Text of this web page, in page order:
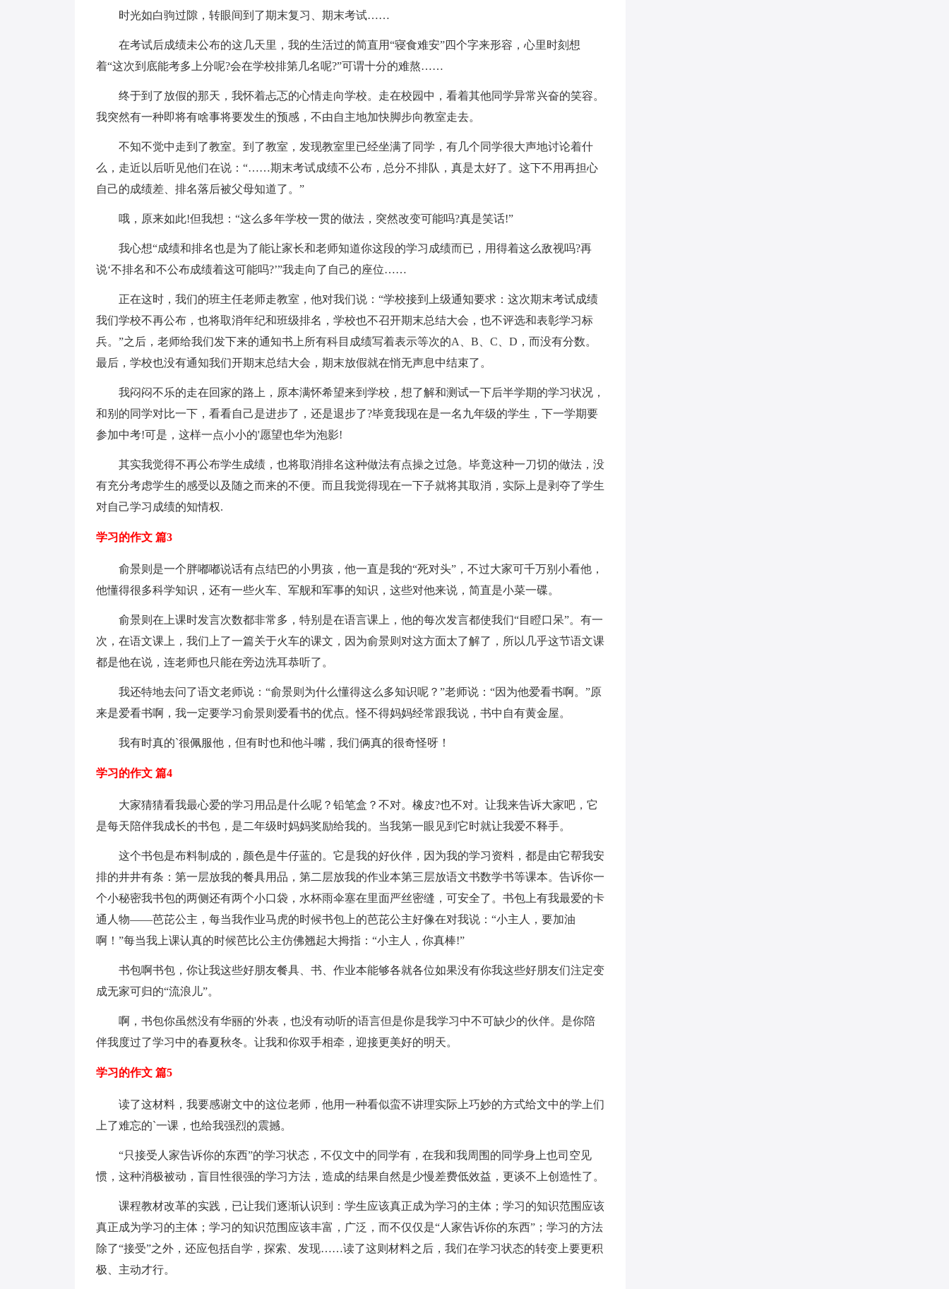
时光如白驹过隙，转眼间到了期末复习、期末考试……
在考试后成绩未公布的这几天里，我的生活过的简直用“寝食难安”四个字来形容，心里时刻想
着“这次到底能考多上分呢?会在学校排第几名呢?”可谓十分的难熬……
终于到了放假的那天，我怀着忐忑的心情走向学校。走在校园中，看着其他同学异常兴奋的笑容。
我突然有一种即将有啥事将要发生的预感，不由自主地加快脚步向教室走去。
不知不觉中走到了教室。到了教室，发现教室里已经坐满了同学，有几个同学很大声地讨论着什
么，走近以后听见他们在说：“……期末考试成绩不公布，总分不排队，真是太好了。这下不用再担心
自己的成绩差、排名落后被父母知道了。”
哦，原来如此!但我想：“这么多年学校一贯的做法，突然改变可能吗?真是笑话!”
我心想“成绩和排名也是为了能让家长和老师知道你这段的学习成绩而已，用得着这么敌视吗?再
说‘不排名和不公布成绩着这可能吗?’”我走向了自己的座位……
正在这时，我们的班主任老师走教室，他对我们说：“学校接到上级通知要求：这次期末考试成绩
我们学校不再公布，也将取消年纪和班级排名，学校也不召开期末总结大会，也不评选和表彰学习标
兵。”之后，老师给我们发下来的通知书上所有科目成绩写着表示等次的A、B、C、D，而没有分数。
最后，学校也没有通知我们开期末总结大会，期末放假就在悄无声息中结束了。
我闷闷不乐的走在回家的路上，原本满怀希望来到学校，想了解和测试一下后半学期的学习状况，
和别的同学对比一下，看看自己是进步了，还是退步了?毕竟我现在是一名九年级的学生，下一学期要
参加中考!可是，这样一点小小的'愿望也华为泡影!
其实我觉得不再公布学生成绩，也将取消排名这种做法有点操之过急。毕竟这种一刀切的做法，没
有充分考虑学生的感受以及随之而来的不便。而且我觉得现在一下子就将其取消，实际上是剥夺了学生
对自己学习成绩的知情权.
学习的作文 篇3
俞景则是一个胖嘟嘟说话有点结巴的小男孩，他一直是我的“死对头”，不过大家可千万别小看他，
他懂得很多科学知识，还有一些火车、军舰和军事的知识，这些对他来说，简直是小菜一碟。
俞景则在上课时发言次数都非常多，特别是在语言课上，他的每次发言都使我们“目瞪口呆”。有一
次，在语文课上，我们上了一篇关于火车的课文，因为俞景则对这方面太了解了，所以几乎这节语文课
都是他在说，连老师也只能在旁边洗耳恭听了。
我还特地去问了语文老师说：“俞景则为什么懂得这么多知识呢？”老师说：“因为他爱看书啊。”原
来是爱看书啊，我一定要学习俞景则爱看书的优点。怪不得妈妈经常跟我说，书中自有黄金屋。
我有时真的`很佩服他，但有时也和他斗嘴，我们俩真的很奇怪呀！
学习的作文 篇4
大家猜猜看我最心爱的学习用品是什么呢？铅笔盒？不对。橡皮?也不对。让我来告诉大家吧，它
是每天陪伴我成长的书包，是二年级时妈妈奖励给我的。当我第一眼见到它时就让我爱不释手。
这个书包是布料制成的，颜色是牛仔蓝的。它是我的好伙伴，因为我的学习资料，都是由它帮我安
排的井井有条：第一层放我的餐具用品，第二层放我的作业本第三层放语文书数学书等课本。告诉你一
个小秘密我书包的两侧还有两个小口袋，水杯雨伞塞在里面严丝密缝，可安全了。书包上有我最爱的卡
通人物——芭芘公主，每当我作业马虎的时候书包上的芭芘公主好像在对我说：“小主人，要加油
啊！”每当我上课认真的时候芭比公主仿佛翘起大拇指：“小主人，你真棒!”
书包啊书包，你让我这些好朋友餐具、书、作业本能够各就各位如果没有你我这些好朋友们注定变
成无家可归的“流浪儿”。
啊，书包你虽然没有华丽的'外表，也没有动听的语言但是你是我学习中不可缺少的伙伴。是你陪
伴我度过了学习中的春夏秋冬。让我和你双手相牵，迎接更美好的明天。
学习的作文 篇5
读了这材料，我要感谢文中的这位老师，他用一种看似蛮不讲理实际上巧妙的方式给文中的学上们
上了难忘的`一课，也给我强烈的震撼。
“只接受人家告诉你的东西”的学习状态，不仅文中的同学有，在我和我周围的同学身上也司空见
惯，这种消极被动，盲目性很强的学习方法，造成的结果自然是少慢差费低效益，更谈不上创造性了。
课程教材改革的实践，已让我们逐渐认识到：学生应该真正成为学习的主体；学习的知识范围应该
真正成为学习的主体；学习的知识范围应该丰富，广泛，而不仅仅是“人家告诉你的东西”；学习的方法
除了“接受”之外，还应包括自学，探索、发现……读了这则材料之后，我们在学习状态的转变上要更积
极、主动才行。